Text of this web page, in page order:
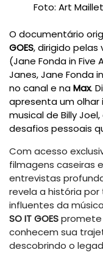
Foto: Art
O documentário
GOES, dirigido pelas
(Jane Fonda in Five
Janes, Jane Fonda
no canal e naMax.
apresenta um
musical de Billy
desafios pessoais
Com acesso
filmagens caseiras
entrevistas
revela a história
influentes da
SO IT GOES
conhecem sua
descobrindo o